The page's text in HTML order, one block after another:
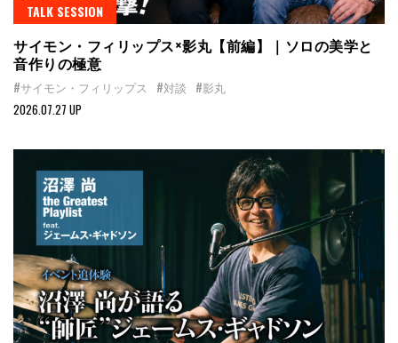
TALK SESSION
サイモン・フィリップス×影丸【前編】｜ソロの美学と
音作りの極意
#サイモン・フィリップス #対談 #影丸
2026.07.27 UP